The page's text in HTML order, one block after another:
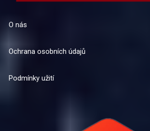
O nás
Ochrana osobních údajů
Podmínky užití